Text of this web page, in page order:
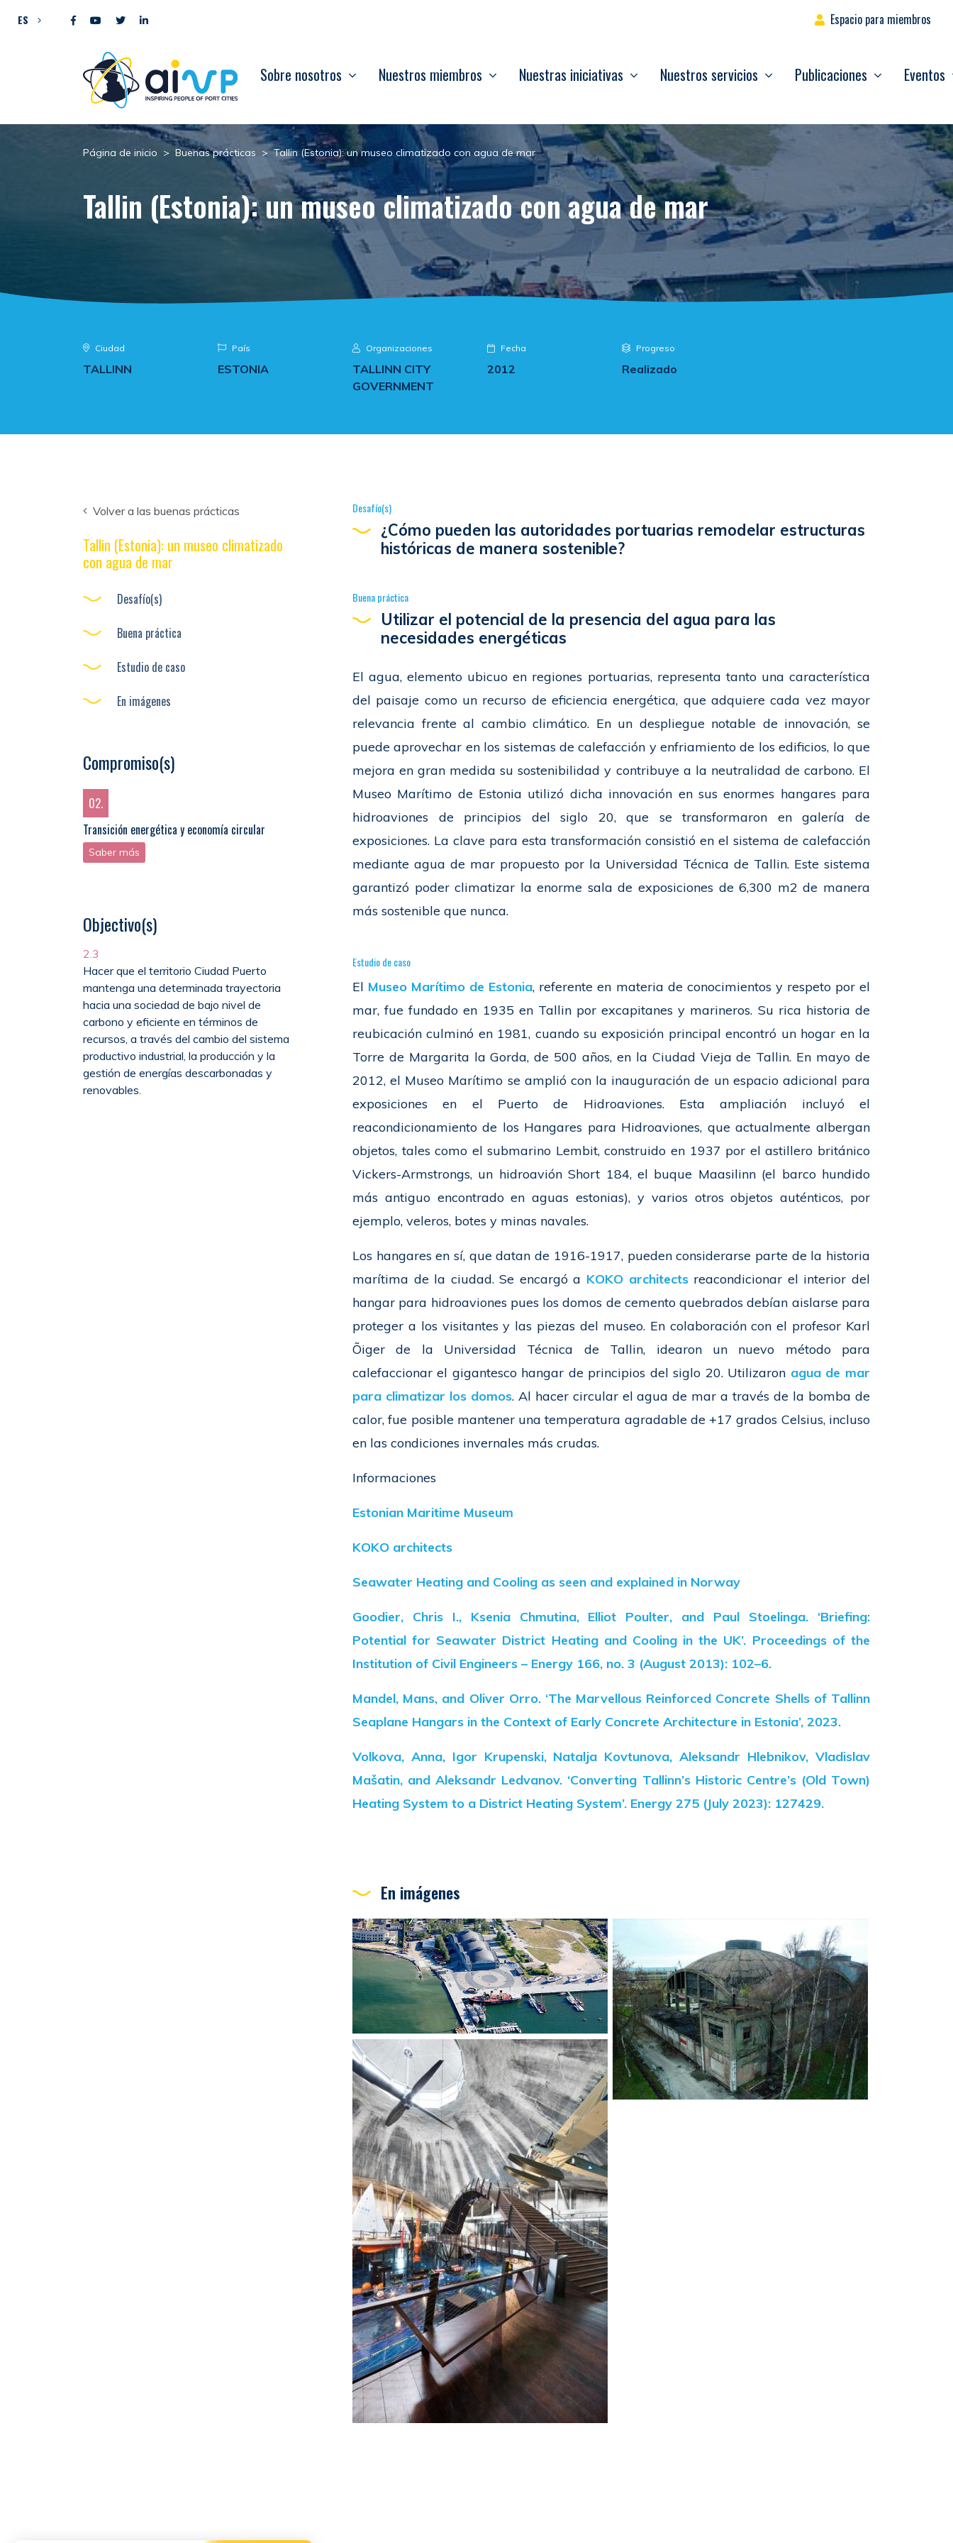
ES Espacio para miembros
Sobre nosotros Nuestros miembros Nuestras iniciativas Nuestros servicios Publicaciones Eventos
Página de inicio > Buenas prácticas > Tallin (Estonia): un museo climatizado con agua de mar
Tallin (Estonia): un museo climatizado con agua de mar
Ciudad
TALLINN
País
ESTONIA
Organizaciones
TALLINN CITY
GOVERNMENT
Fecha
2012
Progreso
Realizado
Desafío(s)
¿Cómo pueden las autoridades portuarias remodelar estructuras
históricas de manera sostenible?
Buena práctica
Utilizar el potencial de la presencia del agua para las
necesidades energéticas
El agua, elemento ubicuo en regiones portuarias, representa tanto una característica
del paisaje como un recurso de eficiencia energética, que adquiere cada vez mayor
relevancia frente al cambio climático. En un despliegue notable de innovación, se
puede aprovechar en los sistemas de calefacción y enfriamiento de los edificios, lo que
mejora en gran medida su sostenibilidad y contribuye a la neutralidad de carbono. El
Museo Marítimo de Estonia utilizó dicha innovación en sus enormes hangares para
hidroaviones de principios del siglo 20, que se transformaron en galería de
exposiciones. La clave para esta transformación consistió en el sistema de calefacción
mediante agua de mar propuesto por la Universidad Técnica de Tallin. Este sistema
garantizó poder climatizar la enorme sala de exposiciones de 6,300 m2 de manera
más sostenible que nunca.
Estudio de caso
El Museo Marítimo de Estonia, referente en materia de conocimientos y respeto por el
mar, fue fundado en 1935 en Tallin por excapitanes y marineros. Su rica historia de
reubicación culminó en 1981, cuando su exposición principal encontró un hogar en la
Torre de Margarita la Gorda, de 500 años, en la Ciudad Vieja de Tallin. En mayo de
2012, el Museo Marítimo se amplió con la inauguración de un espacio adicional para
exposiciones en el Puerto de Hidroaviones. Esta ampliación incluyó el
reacondicionamiento de los Hangares para Hidroaviones, que actualmente albergan
objetos, tales como el submarino Lembit, construido en 1937 por el astillero británico
Vickers-Armstrongs, un hidroavión Short 184, el buque Maasilinn (el barco hundido
más antiguo encontrado en aguas estonias), y varios otros objetos auténticos, por
ejemplo, veleros, botes y minas navales.
Los hangares en sí, que datan de 1916-1917, pueden considerarse parte de la historia
marítima de la ciudad. Se encargó a KOKO architectsreacondicionar el interior del
hangar para hidroaviones pues los domos de cemento quebrados debían aislarse para
proteger a los visitantes y las piezas del museo. En colaboración con el profesor Karl
Õiger de la Universidad Técnica de Tallin, idearon un nuevo método para
calefaccionar el gigantesco hangar de principios del siglo 20. Utilizaron agua de mar
para climatizar los domos. Al hacer circular el agua de mar a través de la bomba de
calor, fue posible mantener una temperatura agradable de +17 grados Celsius, incluso
en las condiciones invernales más crudas.
Informaciones
Estonian Maritime Museum
KOKO architects
Seawater Heating and Cooling as seen and explained in Norway
Goodier, Chris I., Ksenia Chmutina, Elliot Poulter, and Paul Stoelinga. ‘Briefing:
Potential for Seawater District Heating and Cooling in the UK’. Proceedings of the
Institution of Civil Engineers – Energy 166, no. 3 (August 2013): 102–6.
Mandel, Mans, and Oliver Orro. ‘The Marvellous Reinforced Concrete Shells of Tallinn
Seaplane Hangars in the Context of Early Concrete Architecture in Estonia’, 2023.
Volkova, Anna, Igor Krupenski, Natalja Kovtunova, Aleksandr Hlebnikov, Vladislav
Mašatin, and Aleksandr Ledvanov. ‘Converting Tallinn’s Historic Centre’s (Old Town)
Heating System to a District Heating System’. Energy 275 (July 2023): 127429.
En imágenes
Volver a las buenas prácticas
Tallin (Estonia): un museo climatizado
con agua de mar
Desafío(s)
Buena práctica
Estudio de caso
En imágenes
Compromiso(s)
02.
Transición energética y economía circular
Saber más
Objectivo(s)
2.3
Hacer que el territorio Ciudad Puerto
mantenga una determinada trayectoria
hacia una sociedad de bajo nivel de
carbono y eficiente en términos de
recursos, a través del cambio del sistema
productivo industrial, la producción y la
gestión de energías descarbonadas y
renovables.